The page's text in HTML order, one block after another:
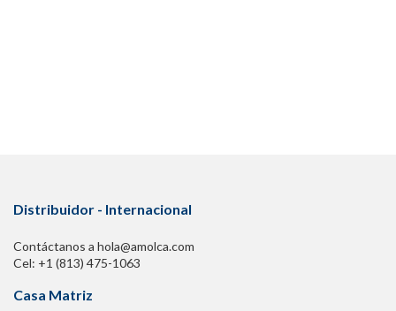
Distribuidor - Internacional
Contáctanos a hola@amolca.com
Cel: +1 (813) 475-1063
Casa Matriz